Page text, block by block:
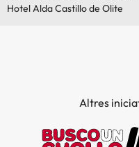
Hotel Alda Castillo de Olite
Altres